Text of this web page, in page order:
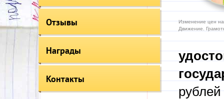
Отзывы
Награды
Контакты
Изменение цен на
Движение.
у
рублей